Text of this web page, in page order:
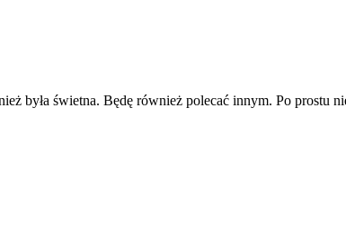
była świetna. Będę również polecać innym. Po prostu